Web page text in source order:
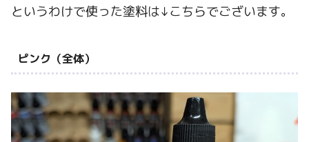
というわけで使った塗料は↓こちらでございます。
ピンク（全体）